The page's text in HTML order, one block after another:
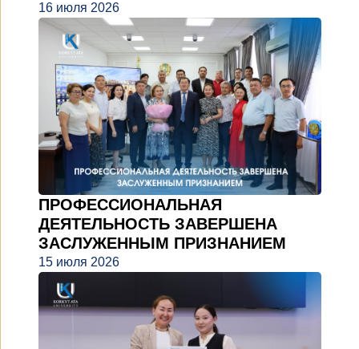
16 июля 2026
ПРОФЕССИОНАЛЬНАЯ
ДЕЯТЕЛЬНОСТЬ ЗАВЕРШЕНА
ЗАСЛУЖЕННЫМ ПРИЗНАНИЕМ
15 июля 2026